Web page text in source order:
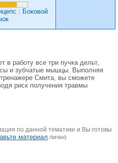
: Боковой
в работу все три пучка дельт,
и зубчатые мышцы. Выполняя
Смита, вы сможете
риск получения травмы
по данной тематике и Вы готовы
материал лично